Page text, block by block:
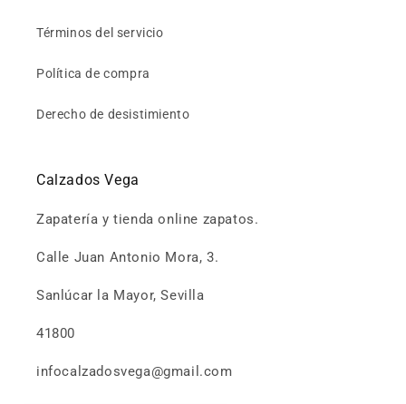
Términos del servicio
Política de compra
Derecho de desistimiento
Calzados Vega
Zapatería y tienda online zapatos.
Calle Juan Antonio Mora, 3.
Sanlúcar la Mayor, Sevilla
41800
infocalzadosvega@gmail.com